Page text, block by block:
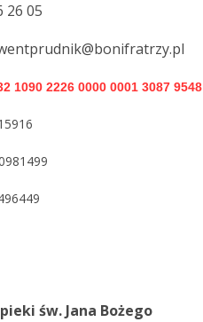
26 05
1090 2226 0000 0001 3087 9548
św. Jana Bożego